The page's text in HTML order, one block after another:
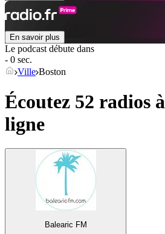
En savoir plus
Le podcast débute dans
- 0 sec.
Ville Boston
Écoutez 52 radios à
ligne
Balearic FM